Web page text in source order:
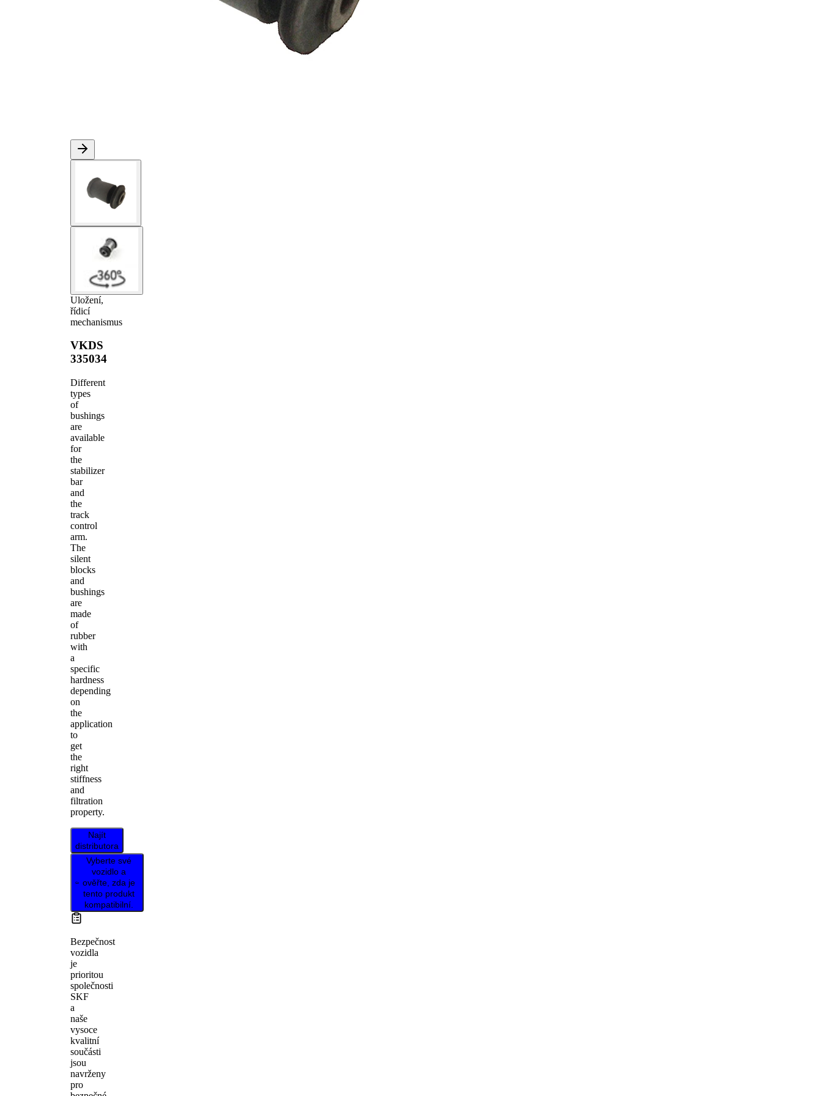
Uložení,
řídicí
mechanismus
VKDS
335034
Different
types
of
bushings
are
available
for
the
stabilizer
bar
and
the
track
control
arm.
The
silent
blocks
and
bushings
are
made
of
rubber
with
a
specific
hardness
depending
on
the
application
to
get
the
right
stiffness
and
filtration
property.
Najít
distributora
Vyberte své
vozidlo a
ověřte, zda je
tento produkt
kompatibilní.
Bezpečnost
vozidla
je
prioritou
společnosti
SKF
a
naše
vysoce
kvalitní
součásti
jsou
navrženy
pro